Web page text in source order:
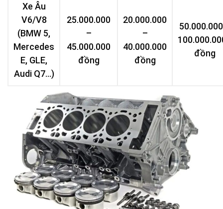
Xe Âu
V6/V8
(BMW 5,
Mercedes
E, GLE,
Audi Q7…)
25.000.000
–
45.000.000
đồng
20.000.000
–
40.000.000
đồng
đồng